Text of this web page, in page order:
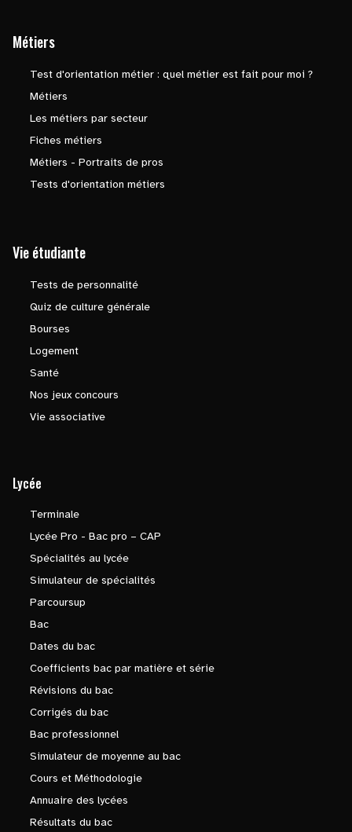
Métiers
Test d'orientation métier : quel métier est fait pour moi ?
Métiers
Les métiers par secteur
Fiches métiers
Métiers - Portraits de pros
Tests d'orientation métiers
Vie étudiante
Tests de personnalité
Quiz de culture générale
Bourses
Logement
Santé
Nos jeux concours
Vie associative
Lycée
Terminale
Lycée Pro - Bac pro – CAP
Spécialités au lycée
Simulateur de spécialités
Parcoursup
Bac
Dates du bac
Coefficients bac par matière et série
Révisions du bac
Corrigés du bac
Bac professionnel
Simulateur de moyenne au bac
Cours et Méthodologie
Annuaire des lycées
Résultats du bac